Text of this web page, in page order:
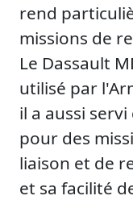
rend
missions de
Le Dassault
utilisé par
il a aussi
pour des
liaison et de
et sa facilité